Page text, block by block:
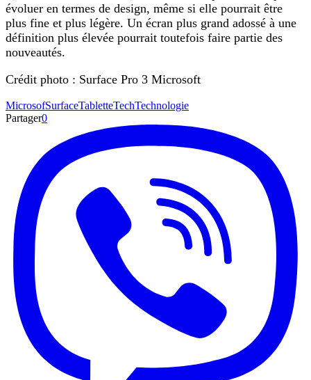
évoluer en termes de design, même si elle pourrait être
plus fine et plus légère. Un écran plus grand adossé à une
définition plus élevée pourrait toutefois faire partie des
nouveautés.
Crédit photo : Surface Pro 3 Microsoft
MicrosofSurfaceTabletteTechTechnologie
Partager0